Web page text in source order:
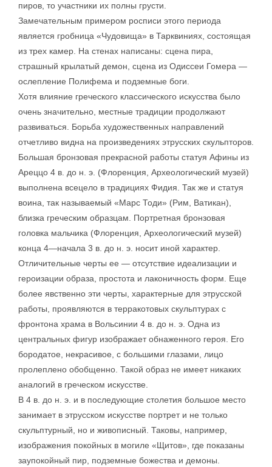
пиров, то участники их полны грусти.
Замечательным примером росписи этого периода
является гробница «Чудовища» в Тарквиниях, состоящая
из трех камер. На стенах написаны: сцена пира,
страшный крылатый демон, сцена из Одиссеи Гомера —
ослепление Полифема и подземные боги.
Хотя влияние греческого классического искусства было
очень значительно, местные традиции продолжают
развиваться. Борьба художественных направлений
отчетливо видна на произведениях этрусских скульпторов.
Большая бронзовая прекрасной работы статуя Афины из
Ареццо 4 в. до н. э. (Флоренция, Археологический музей)
выполнена всецело в традициях Фидия. Так же и статуя
воина, так называемый «Марс Тоди» (Рим, Ватикан),
близка греческим образцам. Портретная бронзовая
головка мальчика (Флоренция, Археологический музей)
конца 4—начала 3 в. до н. э. носит иной характер.
Отличительные черты ее — отсутствие идеализации и
героизации образа, простота и лаконичность форм. Еще
более явственно эти черты, характерные для этрусской
работы, проявляются в терракотовых скульптурах с
фронтона храма в Вольсинии 4 в. до н. э. Одна из
центральных фигур изображает обнаженного героя. Его
бородатое, некрасивое, с большими глазами, лицо
пролеплено обобщенно. Такой образ не имеет никаких
аналогий в греческом искусстве.
В 4 в. до н. э. и в последующие столетия большое место
занимает в этрусском искусстве портрет и не только
скульптурный, но и живописный. Таковы, например,
изображения покойных в могиле «Щитов», где показаны
заупокойный пир, подземные божества и демоны.